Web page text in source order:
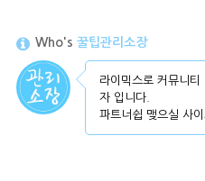
Who's 꿀팁관리소장
라이믹스로 커뮤니티
자 입니다.
파트너쉽 맺으실 사